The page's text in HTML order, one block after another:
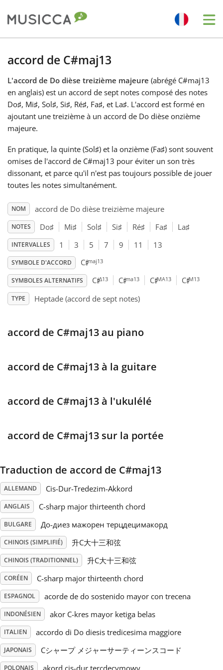
Български
Dansk
Deutsch
English
Español
Français
한국어
Italiano
日本語
Polski
Português
Русский
Tiếng Việt
Türkçe
Українська
accord de C#maj13
L'accord de Do dièse treizième majeure (abrégé C#maj13
en anglais) est un accord de sept notes composé des notes
Do♯, Mi♯, Sol♯, Si♯, Ré♯, Fa♯, et La♯. L'accord est formé en
ajoutant une treizième à un accord de Do dièse onzième
majeure.
En pratique, la quinte (Sol♯) et la onzième (Fa♯) sont souvent
omises de l'accord de C#maj13 pour éviter un son très
dissonant, et parce qu'il n'est pas toujours possible de jouer
toutes les notes simultanément.
NOM accord de Do dièse treizième majeure
NOTES Do♯ Mi♯ Sol♯ Si♯ Ré♯ Fa♯ La♯
INTERVALLES 1 3 5 7 9 11 13
SYMBOLE D'ACCORD C♯maj13
SYMBOLES ALTERNATIFS C♯Δ13 C♯ma13 C♯MA13 C♯M13
TYPE Heptade (accord de sept notes)
accord de C#maj13 au piano
accord de C#maj13 à la guitare
accord de C#maj13 à l'ukulélé
accord de C#maj13 sur la portée
Traduction de accord de C#maj13
ALLEMAND Cis-Dur-Tredezim-Akkord
ANGLAIS C-sharp major thirteenth chord
BULGARE До-диез мажорен терцдецимакорд
CHINOIS (SIMPLIFIÉ) 升C大十三和弦
CHINOIS (TRADITIONNEL) 升C大十三和弦
CORÉEN C-sharp major thirteenth chord
ESPAGNOL acorde de do sostenido mayor con trecena
INDONÉSIEN akor C-kres mayor ketiga belas
ITALIEN accordo di Do diesis tredicesima maggiore
JAPONAIS Cシャープ メジャーサーティーンスコード
POLONAIS